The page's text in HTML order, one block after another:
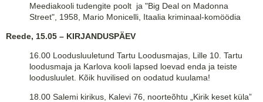
Meediakooli tudengite poolt ja "Big Deal on Madonna
Street", 1958, Mario Monicelli, Itaalia kriminaal-komöödia
Reede, 15.05 – KIRJANDUSPÄEV
16.00 Loodusluuletund Tartu Loodusmajas, Lille 10. Tartu
loodusmaja ja Karlova kooli lapsed loevad enda ja teiste
loodusluulet. Kõik huvilised on oodatud kuulama!
18.00 Salemi kirikus, Kalevi 76, noorteõhtu „Kirik keset küla”